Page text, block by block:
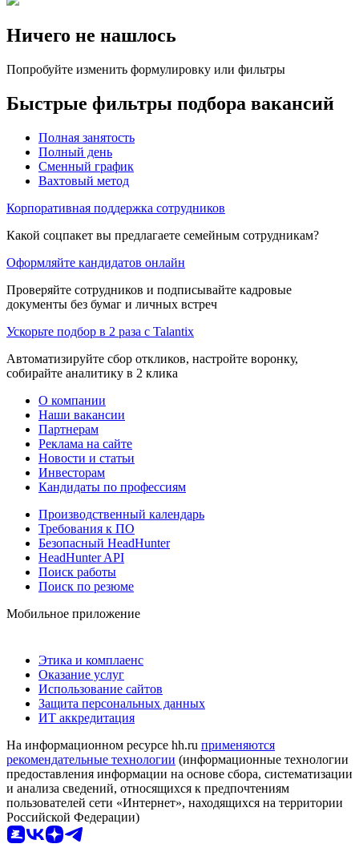
Ничего не нашлось
Попробуйте изменить формулировку или фильтры
Быстрые фильтры подбора вакансий
Полная занятость
Полный день
Сменный график
Вахтовый метод
Корпоративная поддержка сотрудников
Какой соцпакет вы предлагаете семейным сотрудникам?
Оформляйте кандидатов онлайн
Проверяйте сотрудников и подписывайте кадровые
документы без бумаг и личных встреч
Ускорьте подбор в 2 раза с Talantix
Автоматизируйте сбор откликов, настройте воронку,
собирайте аналитику в 2 клика
О компании
Наши вакансии
Партнерам
Реклама на сайте
Новости и статьи
Инвесторам
Кандидаты по профессиям
Производственный календарь
Требования к ПО
Безопасный HeadHunter
HeadHunter API
Поиск работы
Поиск по резюме
Мобильное приложение
Этика и комплаенс
Оказание услуг
Использование сайтов
Защита персональных данных
ИТ аккредитация
На информационном ресурсе hh.ru применяются
рекомендательные технологии (информационные технологии
предоставления информации на основе сбора, систематизации
и анализа сведений, относящихся к предпочтениям
пользователей сети «Интернет», находящихся на территории
Российской Федерации)